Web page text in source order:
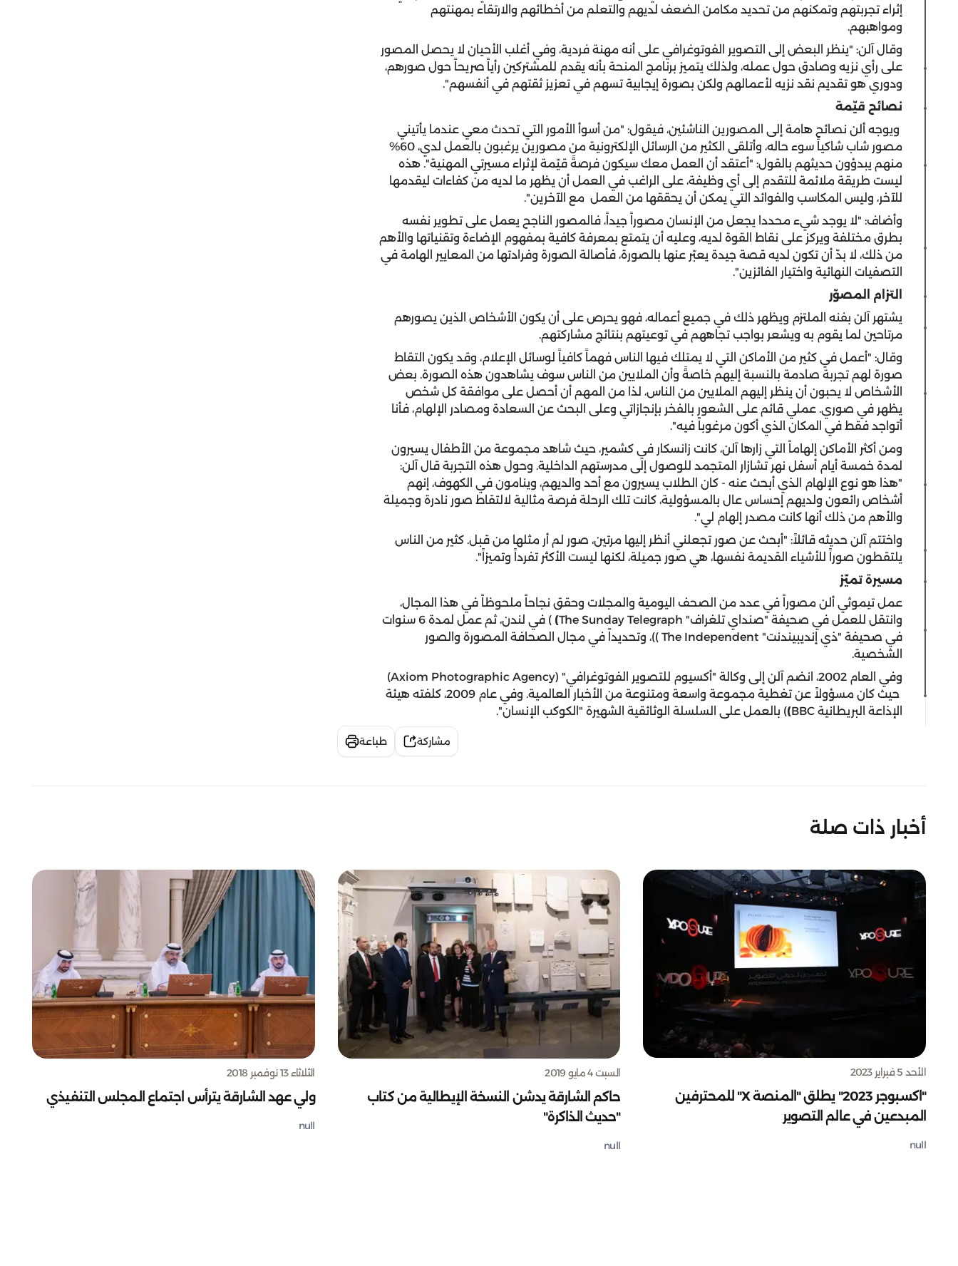
إثراء تجربتهم وتمكنهم من تحديد مكامن الضعف لديهم والتعلم من أخطائهم والارتقاء بمهنتهم
ومواهبهم.
وقال آلن: "ينظر البعض إلى التصوير الفوتوغرافي على أنه مهنة فردية، وفي أغلب الأحيان لا يحصل المصور
على رأي نزيه وصادق حول عمله، ولذلك يتميز برنامج المنحة بأنه يقدم للمشتركين رأياً صريحاً حول صورهم،
ودوري هو تقديم نقد نزيه لأعمالهم ولكن بصورة إيجابية تسهم في تعزيز ثقتهم في أنفسهم".
نصائح قيّمة
ويوجه ألن نصائح هامة إلى المصورين الناشئين، فيقول: "من أسوأ الأمور التي تحدث معي عندما يأتيني
مصور شاب شاكياً سوء حاله، وأتلقى الكثير من الرسائل الإلكترونية من مصورين يرغبون بالعمل لدي، 60%
منهم يبدؤون حديثهم بالقول: "أعتقد أن العمل معك سيكون فرصةً قيّمة لإثراء مسيرتي المهنية". هذه
ليست طريقة ملائمة للتقدم إلى أي وظيفة، على الراغب في العمل أن يظهر ما لديه من كفاءات ليقدمها
للآخر، وليس المكاسب والفوائد التي يمكن أن يحققها من العمل مع الآخرين".
وأضاف: "لا يوجد شيء محددا يجعل من الإنسان مصوراً جيداً، فالمصور الناجح يعمل على تطوير نفسه
بطرق مختلفة ويركز على نقاط القوة لديه، وعليه أن يتمتع بمعرفة كافية بمفهوم الإضاءة وتقنياتها والأهم
من ذلك، لا بدّ أن تكون لديه قصة جيدة يعبّر عنها بالصورة، فأصالة الصورة وفرادتها من المعايير الهامة في
التصفيات النهائية واختيار الفائزين".
التزام المصوّر
يشتهر آلن بفنه الملتزم ويظهر ذلك في جميع أعماله، فهو يحرص على أن يكون الأشخاص الذين يصورهم
مرتاحين لما يقوم به ويشعر بواجب تجاههم في توعيتهم بنتائج مشاركتهم.
وقال: "أعمل في كثير من الأماكن التي لا يمتلك فيها الناس فهماً كافياً لوسائل الإعلام، وقد يكون التقاط
صورة لهم تجربة صادمة بالنسبة إليهم خاصةً وأن الملايين من الناس سوف يشاهدون هذه الصورة. بعض
الأشخاص لا يحبون أن ينظر إليهم الملايين من الناس، لذا من المهم أن أحصل على موافقة كل شخص
يظهر في صوري. عملي قائم على الشعور بالفخر بإنجازاتي وعلى البحث عن السعادة ومصادر الإلهام، فأنا
أتواجد فقط في المكان الذي أكون مرغوباً فيه".
ومن أكثر الأماكن إلهاماً التي زارها آلن، كانت زانسكار في كشمير، حيث شاهد مجموعة من الأطفال يسيرون
لمدة خمسة أيام أسفل نهر تشازار المتجمد للوصول إلى مدرستهم الداخلية. وحول هذه التجربة قال آلن:
"هذا هو نوع الإلهام الذي أبحث عنه - كان الطلاب يسيرون مع أحد والديهم، وينامون في الكهوف، إنهم
أشخاص رائعون ولديهم إحساس عال بالمسؤولية، كانت تلك الرحلة فرصة مثالية لالتقاط صور نادرة وجميلة
والأهم من ذلك أنها كانت مصدر إلهام لي".
واختتم آلن حديثه قائلاً: "أبحث عن صور تجعلني أنظر إليها مرتين، صور لم أر مثلها من قبل. كثير من الناس
يلتقطون صوراً للأشياء القديمة نفسها، هي صور جميلة، لكنها ليست الأكثر تفرداً وتميزاً".
مسيرة تميّز
عمل تيموثي ألن مصوراً في عدد من الصحف اليومية والمجلات وحقق نجاحاً ملحوظاً في هذا المجال،
وانتقل للعمل في صحيفة "صنداي تلغراف" The Sunday Telegraph
)
) في لندن، ثم عمل لمدة 6 سنوات
في صحيفة "ذي إنديبيندنت" The Independent ))، وتحديداً في مجال الصحافة المصورة والصور
الشخصية.
وفي العام 2002، انضم آلن إلى وكالة "أكسيوم للتصوير الفوتوغرافي" (Axiom Photographic Agency)
حيث كان مسؤولاً عن تغطية مجموعة واسعة ومتنوعة من الأخبار العالمية. وفي عام 2009، كلفته هيئة
الإذاعة البريطانية BBC
)) بالعمل على السلسلة الوثائقية الشهيرة "الكوكب الإنسان".
مشاركة طباعة
أخبار ذات صلة
الأحد 5 فبراير 2023
"اكسبوجر 2023" يطلق "المنصة X" للمحترفين
المبدعين في عالم التصوير
null
السبت 4 مايو 2019
حاكم الشارقة يدشن النسخة الإيطالية من كتاب
"حديث الذاكرة"
null
الثلاثاء 13 نوفمبر 2018
ولي عهد الشارقة يترأس اجتماع المجلس التنفيذي
null